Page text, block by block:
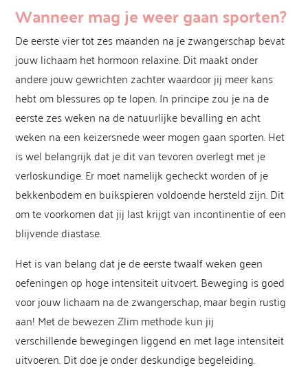
Wanneer mag je weer gaan sporten?
De eerste vier tot zes maanden na je zwangerschap bevat
jouw lichaam het hormoon relaxine. Dit maakt onder
andere jouw gewrichten zachter waardoor jij meer kans
hebt om blessures op te lopen. In principe zou je na de
eerste zes weken na de natuurlijke bevalling en acht
weken na een keizersnede weer mogen gaan sporten. Het
is wel belangrijk dat je dit van tevoren overlegt met je
verloskundige. Er moet namelijk gecheckt worden of je
bekkenbodem en buikspieren voldoende hersteld zijn. Dit
om te voorkomen dat jij last krijgt van incontinentie of een
blijvende diastase.
Het is van belang dat je de eerste twaalf weken geen
oefeningen op hoge intensiteit uitvoert. Beweging is goed
voor jouw lichaam na de zwangerschap, maar begin rustig
aan! Met de bewezen Zlim methode kun jij
verschillende bewegingen liggend en met lage intensiteit
uitvoeren. Dit doe je onder deskundige begeleiding.